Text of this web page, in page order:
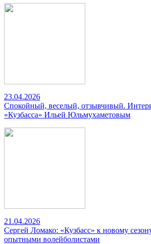
23.04.2026
Спокойный, веселый, отзывчивый.
«Кузбасса» Ильей Юльмухаметовым
21.04.2026
Сергей Ломако: «Кузбасс» к новому
опытными волейболистами